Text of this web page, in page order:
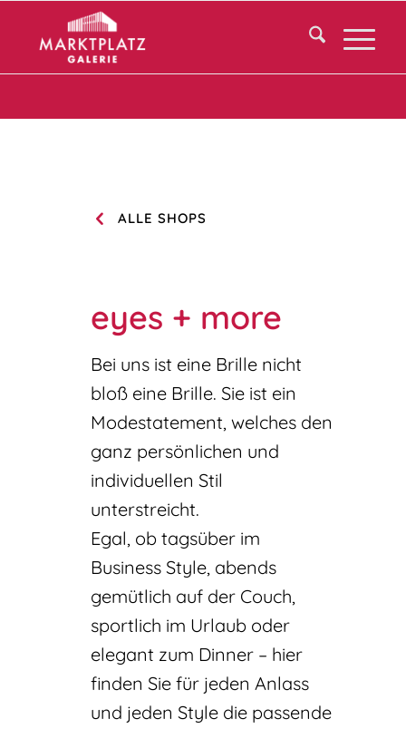
ALLE SHOPS
eyes + more
Bei uns ist eine Brille nicht
bloß eine Brille. Sie ist ein
Modestatement, welches den
ganz persönlichen und
individuellen Stil
unterstreicht.
Egal, ob tagsüber im
Business Style, abends
gemütlich auf der Couch,
sportlich im Urlaub oder
elegant zum Dinner – hier
finden Sie für jeden Anlass
und jeden Style die passende